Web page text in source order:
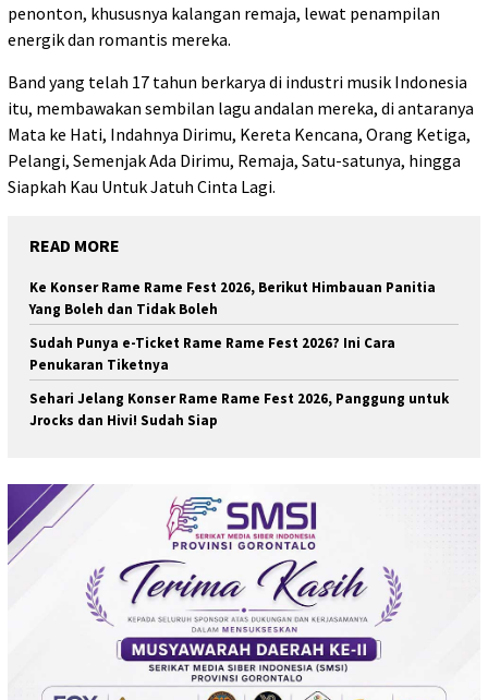
penonton, khususnya kalangan remaja, lewat penampilan
energik dan romantis mereka.
Band yang telah 17 tahun berkarya di industri musik Indonesia
itu, membawakan sembilan lagu andalan mereka, di antaranya
Mata ke Hati, Indahnya Dirimu, Kereta Kencana, Orang Ketiga,
Pelangi, Semenjak Ada Dirimu, Remaja, Satu-satunya, hingga
Siapkah Kau Untuk Jatuh Cinta Lagi.
READ MORE
Ke Konser Rame Rame Fest 2026, Berikut Himbauan Panitia
Yang Boleh dan Tidak Boleh
Sudah Punya e-Ticket Rame Rame Fest 2026? Ini Cara
Penukaran Tiketnya
Sehari Jelang Konser Rame Rame Fest 2026, Panggung untuk
Jrocks dan Hivi! Sudah Siap